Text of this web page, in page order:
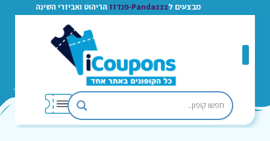
מבצעים ל Pandazzz-פנדזז הריהוט ואביזרי השינה